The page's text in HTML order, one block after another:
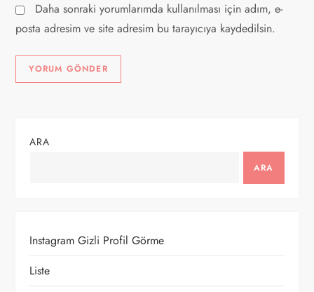
Daha sonraki yorumlarımda kullanılması için adım, e-
posta adresim ve site adresim bu tarayıcıya kaydedilsin.
ARA
ARA
Instagram Gizli Profil Görme
Liste